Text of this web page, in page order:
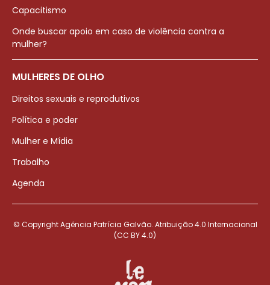
Capacitismo
Onde buscar apoio em caso de violência contra a
mulher?
MULHERES DE OLHO
Direitos sexuais e reprodutivos
Política e poder
Mulher e Mídia
Trabalho
Agenda
© Copyright Agência Patrícia Galvão. Atribuição 4.0 Internacional
(CC BY 4.0)